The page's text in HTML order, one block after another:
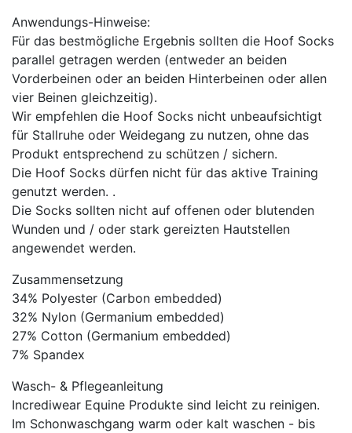
Anwendungs-Hinweise:
Für das bestmögliche Ergebnis sollten die Hoof Socks
parallel getragen werden (entweder an beiden
Vorderbeinen oder an beiden Hinterbeinen oder allen
vier Beinen gleichzeitig).
Wir empfehlen die Hoof Socks nicht unbeaufsichtigt
für Stallruhe oder Weidegang zu nutzen, ohne das
Produkt entsprechend zu schützen / sichern.
Die Hoof Socks dürfen nicht für das aktive Training
genutzt werden. .
Die Socks sollten nicht auf offenen oder blutenden
Wunden und / oder stark gereizten Hautstellen
angewendet werden.
Zusammensetzung
34% Polyester (Carbon embedded)
32% Nylon (Germanium embedded)
27% Cotton (Germanium embedded)
7% Spandex
Wasch- & Pflegeanleitung
Incrediwear Equine Produkte sind leicht zu reinigen.
Im Schonwaschgang warm oder kalt waschen - bis